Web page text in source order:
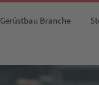
Gerüstbau Branche